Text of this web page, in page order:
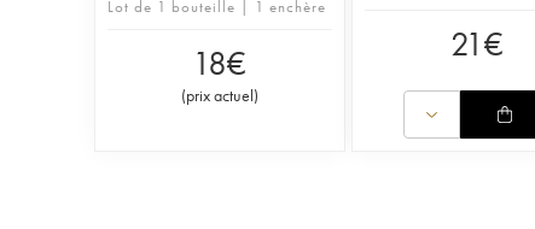
Lot de 1 bouteille | 1 enchère
18€
(prix actuel)
21€